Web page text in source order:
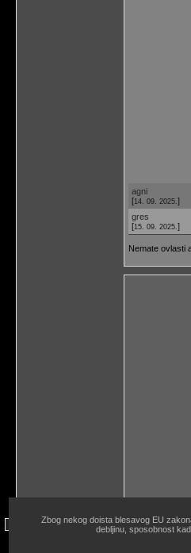
agni
[14. 09. 2025. ]
gres
[15. 09. 2025. ]
Nemate ovlasti
site copyright ©
Zbog nekog doista blesavog EU
debljinu, sposobnost